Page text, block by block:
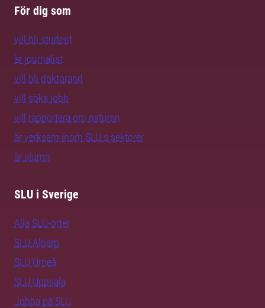
För dig som
vill bli student
är journalist
vill bli doktorand
vill söka jobb
vill rapportera om naturen
är verksam inom SLU:s sektorer
är alumn
SLU i Sverige
Alla SLU-orter
SLU Alnarp
SLU Umeå
SLU Uppsala
Jobba på SLU